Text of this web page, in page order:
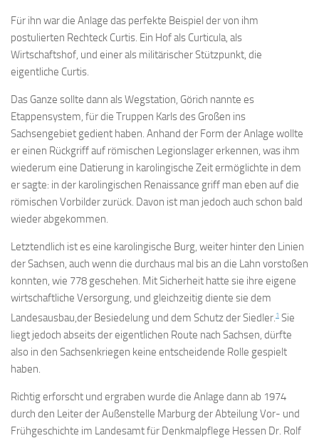
Für ihn war die Anlage das perfekte Beispiel der von ihm
postulierten Rechteck Curtis. Ein Hof als Curticula, als
Wirtschaftshof, und einer als militärischer Stützpunkt, die
eigentliche Curtis.
Das Ganze sollte dann als Wegstation, Görich nannte es
Etappensystem, für die Truppen Karls des Großen ins
Sachsengebiet gedient haben. Anhand der Form der Anlage wollte
er einen Rückgriff auf römischen Legionslager erkennen, was ihm
wiederum eine Datierung in karolingische Zeit ermöglichte in dem
er sagte: in der karolingischen Renaissance griff man eben auf die
römischen Vorbilder zurück. Davon ist man jedoch auch schon bald
wieder abgekommen.
Letztendlich ist es eine karolingische Burg, weiter hinter den Linien
der Sachsen, auch wenn die durchaus mal bis an die Lahn vorstoßen
konnten, wie 778 geschehen. Mit Sicherheit hatte sie ihre eigene
wirtschaftliche Versorgung, und gleichzeitig diente sie dem
Landesausbau,der Besiedelung und dem Schutz der Siedler.1 Sie
liegt jedoch abseits der eigentlichen Route nach Sachsen, dürfte
also in den Sachsenkriegen keine entscheidende Rolle gespielt
haben.
Richtig erforscht und ergraben wurde die Anlage dann ab 1974
durch den Leiter der Außenstelle Marburg der Abteilung Vor- und
Frühgeschichte im Landesamt für Denkmalpflege Hessen Dr. Rolf